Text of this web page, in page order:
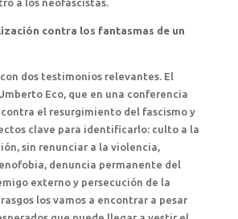
a los neofascistas.
contra los fantasmas de un
dos testimonios relevantes. El
Eco, que en una conferencia
el resurgimiento del fascismo y
clave para identificarlo: culto a la
sin renunciar a la violencia,
denuncia permanente del
externo y persecución de la
los vamos a encontrar a pesar